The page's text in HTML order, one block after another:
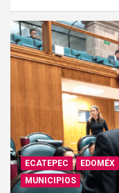
ECATEPEC EDOMÉX
MUNICIPIOS